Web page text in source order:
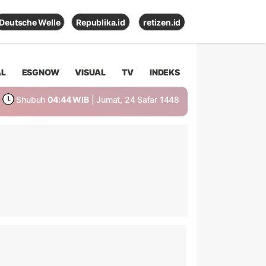
Deutsche Welle Republika.id retizen.id
ESGNOW VISUAL TV INDEKS
Shubuh 04:44 WIB | Jumat, 24 Safar 1448